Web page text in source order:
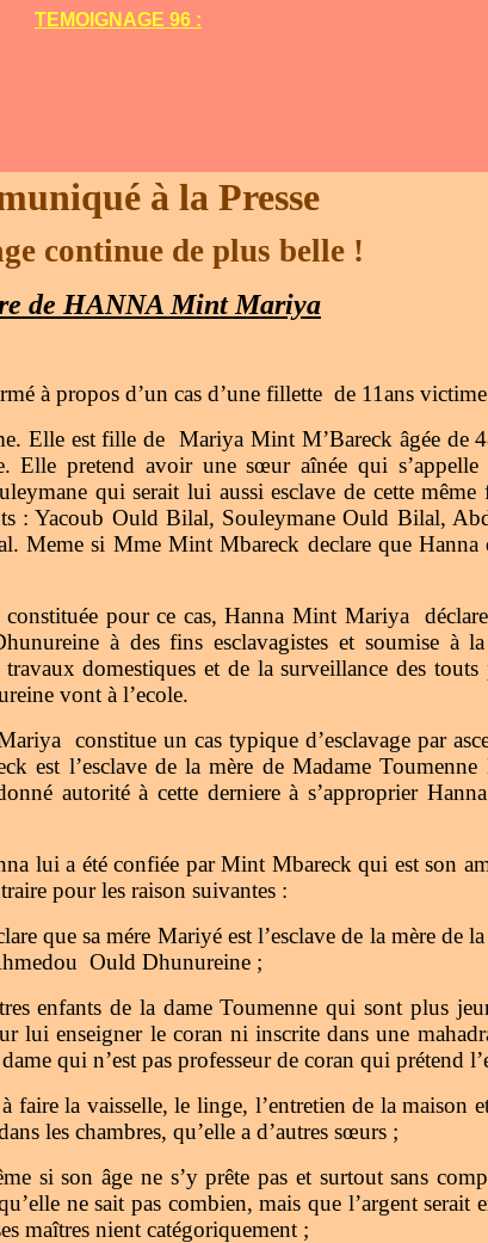
TEMOIGNAGE 96 :
à la Presse
continue de plus belle !
de HANNA Mint Mariya
à propos d’un cas d’une fillette de 11ans victime
Elle est fille de Mariya Mint M’Bareck âgée de
Elle pretend avoir une sœur aînée qui
qui serait lui aussi esclave de cette
: Yacoub Ould Bilal, Souleymane Ould Bilal,
si Mme Mint Mbareck declare que Hanna
constituée pour ce cas, Hanna Mint Mariya
à des fins esclavagistes et soumise à la
domestiques et de la surveillance des touts
vont à l’ecole.
constitue un cas typique d’esclavage par
est l’esclave de la mère de Madame
autorité à cette derniere à s’approprier
lui a été confiée par Mint Mbareck qui est son
pour les raison suivantes :
que sa mére Mariyé est l’esclave de la mère de
Ould Dhunureine ;
enfants de la dame Toumenne qui sont plus
lui enseigner le coran ni inscrite dans une
qui n’est pas professeur de coran qui prétend
faire la vaisselle, le linge, l’entretien de la maison
les chambres, qu’elle a d’autres sœurs ;
si son âge ne s’y prête pas et surtout sans
ne sait pas combien, mais que l’argent serait
maîtres nient catégoriquement ;